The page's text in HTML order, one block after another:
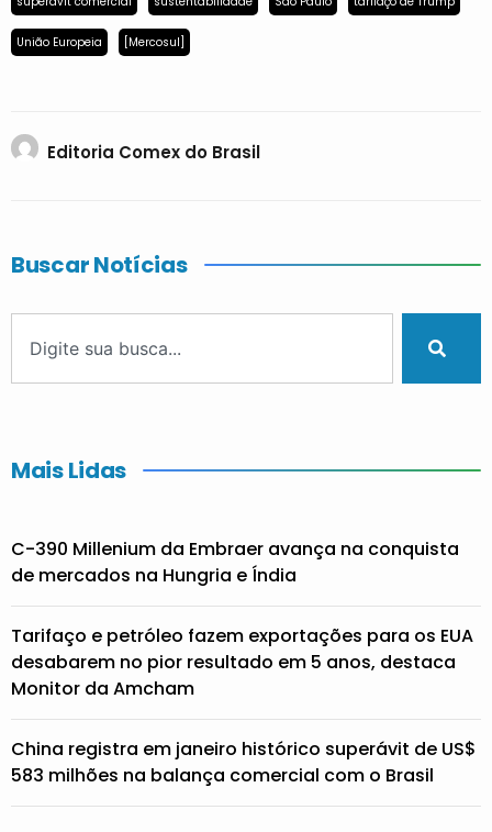
União Europeia [Mercosul]
Editoria Comex do Brasil
Buscar Notícias
Mais Lidas
C-390 Millenium da Embraer avança na conquista
de mercados na Hungria e Índia
Tarifaço e petróleo fazem exportações para os EUA
desabarem no pior resultado em 5 anos, destaca
Monitor da Amcham
China registra em janeiro histórico superávit de US$
583 milhões na balança comercial com o Brasil